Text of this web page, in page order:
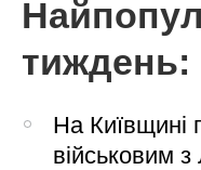
тиждень:
На Київщині
військовим